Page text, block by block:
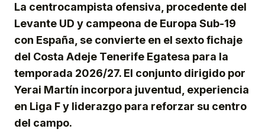
La centrocampista ofensiva, procedente del
Levante UD y campeona de Europa Sub-19
con España, se convierte en el sexto fichaje
del Costa Adeje Tenerife Egatesa para la
temporada 2026/27. El conjunto dirigido por
Yerai Martín incorpora juventud, experiencia
en Liga F y liderazgo para reforzar su centro
del campo.